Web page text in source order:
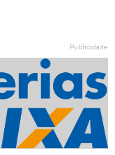
Publicidade